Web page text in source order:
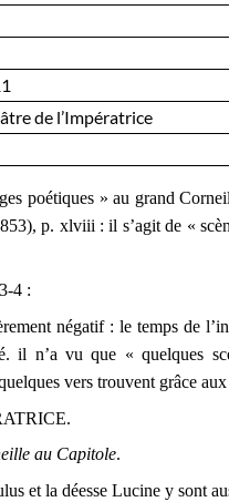
de l’Impératrice
poétiques » au grand
p. xlviii : il s’agit de «
4 :
négatif : le temps de
il n’a vu que « quelques
vers trouvent grâce
au Capitole.
et la déesse Lucine y sont